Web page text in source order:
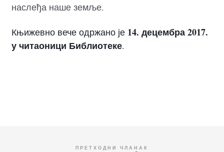
наслеђа наше земље.
Књижевно вече одржано је 14. децембра 2017.
у читаоници Библиотеке.